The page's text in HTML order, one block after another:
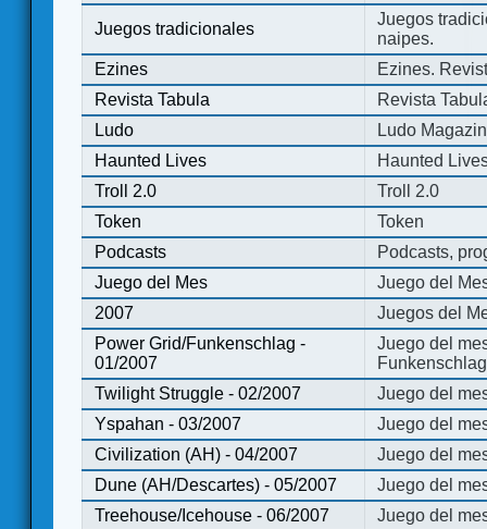
Juegos tradicionales
Juegos
naipes.
Ezines
Ezines.
Revista Tabula
Revista
Ludo
Ludo
Haunted Lives
Haunted
Troll 2.0
Troll 2.0
Token
Token
Podcasts
Podcasts,
Juego del Mes
Juego del
2007
Juegos del
Power Grid/Funkenschlag -
01/2007
Juego del
Twilight Struggle - 02/2007
Juego del
Yspahan - 03/2007
Juego del
Civilization (AH) - 04/2007
Juego del
Dune (AH/Descartes) - 05/2007
Juego del
Treehouse/Icehouse - 06/2007
Juego del